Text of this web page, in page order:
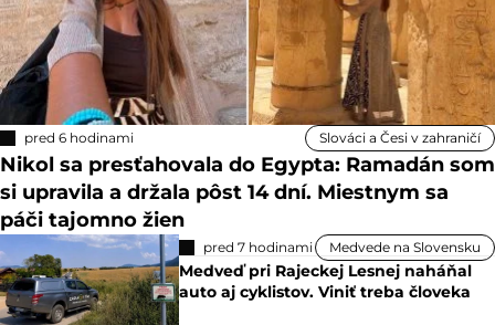
pred 6 hodinami Slováci a Česi v zahraničí
Nikol sa presťahovala do Egypta: Ramadán som
si upravila a držala pôst 14 dní. Miestnym sa
páči tajomno žien
pred 7 hodinami Medvede na Slovensku
Medveď pri Rajeckej Lesnej naháňal
auto aj cyklistov. Viniť treba človeka